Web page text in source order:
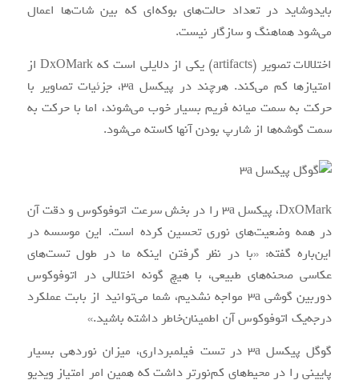
بایدوشاید در تعداد حالت‌های بوکه‌ای که بین شات‌ها اعمال
می‌شود هماهنگ و سازگار نیست.
اختلالات تصویر (artifacts) یکی از دلایلی است که DxOMark از
امتیازها کم می‌کند. هرچند در پیکسل 3a، جزئیات تصاویر با
حرکت به سمت میانه فریم بسیار خوب می‌شوند، اما با حرکت به
سمت گوشه‌ها از شارپ بودن آنها کاسته می‌شود.
DxOMark، پیکسل 3a را در بخش سرعت اتوفوکوس و دقت آن
در همه وضعیت‌های نوری تحسین کرده است. این موسسه در
این‌باره گفته: «با در نظر گرفتن اینکه ما در طول تست‌های
عکاسی صحنه‌های طبیعی، با هیچ گونه اختلالی در اتوفوکوس
دوربین گوشی 3a مواجه نشدیم، شما می‌توانید از بابت عملکرد
درجه‌یک اتوفوکوس آن اطمینان‌خاطر داشته باشید.»
گوگل پیکسل 3a در تست فیلمبرداری، میزان نوردهی بسیار
پایینی را در محیط‌های کم‌نورتر داشت که همین امر امتیاز ویدیو